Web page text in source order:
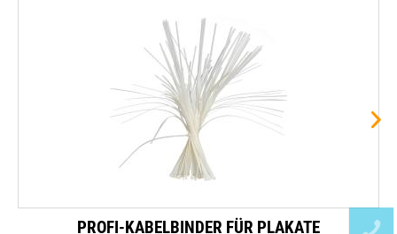
PROFI-KABELBINDER FÜR PLAKATE